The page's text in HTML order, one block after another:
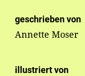
geschrieben von
Annette Moser
illustriert von